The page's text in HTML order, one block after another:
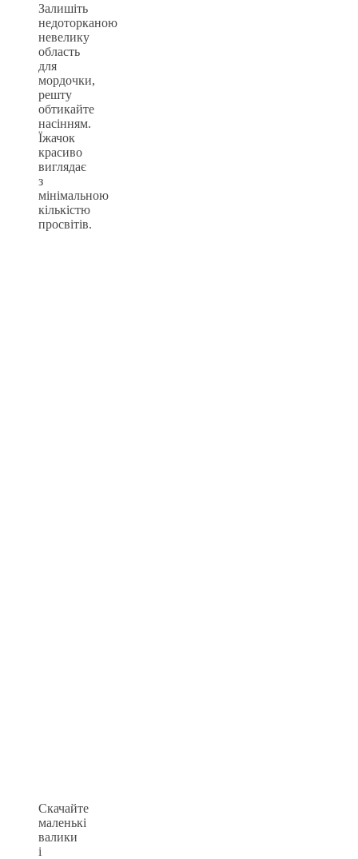
Залишіть
недоторканою
невелику
область
для
мордочки,
решту
обтикайте
насінням.
Їжачок
красиво
виглядає
з
мінімальною
кількістю
просвітів.
Скачайте
маленькі
валики
і